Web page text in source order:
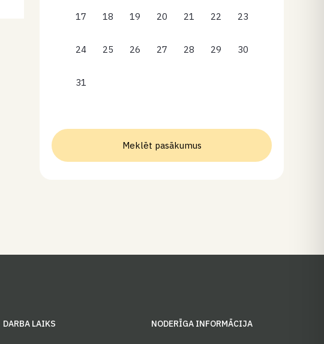
17 18 19 20 21 22 23
24 25 26 27 28 29 30
31
Meklēt pasākumus
DARBA LAIKS NODERĪGA INFORMĀCIJA